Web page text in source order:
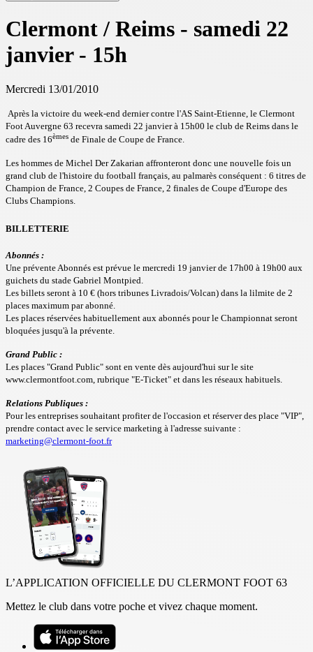
Clermont / Reims - samedi 22
janvier - 15h
Mercredi 13/01/2010
Après la victoire du week-end dernier contre l'AS Saint-Etienne, le Clermont
Foot Auvergne 63 recevra samedi 22 janvier à 15h00 le club de Reims dans le
cadre des 16èmes de Finale de Coupe de France.
Les hommes de Michel Der Zakarian affronteront donc une nouvelle fois un
grand club de l'histoire du football français, au palmarès conséquent : 6 titres de
Champion de France, 2 Coupes de France, 2 finales de Coupe d'Europe des
Clubs Champions.
BILLETTERIE
Abonnés :
Une prévente Abonnés est prévue le mercredi 19 janvier de 17h00 à 19h00 aux
guichets du stade Gabriel Montpied.
Les billets seront à 10 € (hors tribunes Livradois/Volcan) dans la lilmite de 2
places maximum par abonné.
Les places réservées habituellement aux abonnés pour le Championnat seront
bloquées jusqu'à la prévente.
Grand Public :
Les places "Grand Public" sont en vente dès aujourd'hui sur le site
www.clermontfoot.com, rubrique "E-Ticket" et dans les réseaux habituels.
Relations Publiques :
Pour les entreprises souhaitant profiter de l'occasion et réserver des place "VIP",
prendre contact avec le service marketing à l'adresse suivante :
marketing@clermont-foot.fr
L’APPLICATION OFFICIELLE DU CLERMONT FOOT 63
Mettez le club dans votre poche et vivez chaque moment.